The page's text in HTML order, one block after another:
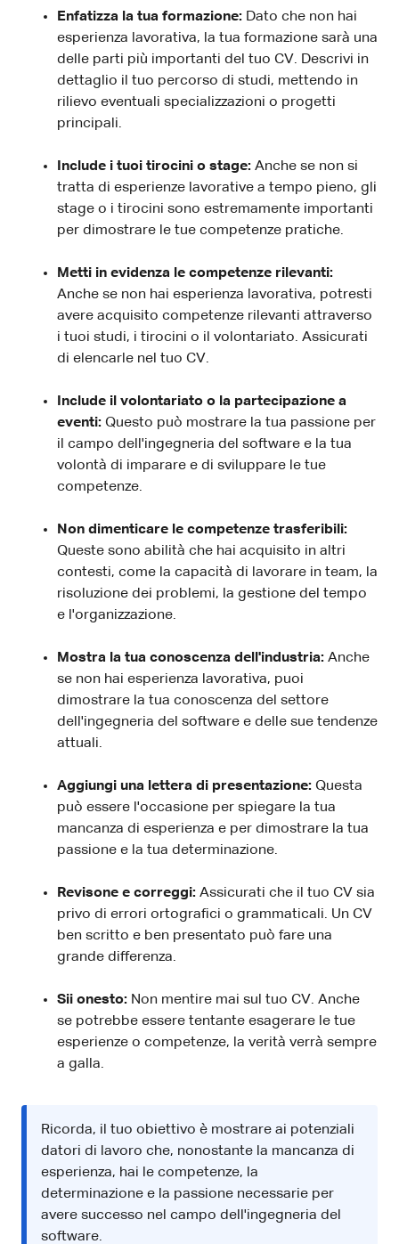
Enfatizza la tua formazione: Dato che non hai
esperienza lavorativa, la tua formazione sarà una
delle parti più importanti del tuo CV. Descrivi in
dettaglio il tuo percorso di studi, mettendo in
rilievo eventuali specializzazioni o progetti
principali.
Include i tuoi tirocini o stage: Anche se non si
tratta di esperienze lavorative a tempo pieno, gli
stage o i tirocini sono estremamente importanti
per dimostrare le tue competenze pratiche.
Metti in evidenza le competenze rilevanti:
Anche se non hai esperienza lavorativa, potresti
avere acquisito competenze rilevanti attraverso
i tuoi studi, i tirocini o il volontariato. Assicurati
di elencarle nel tuo CV.
Include il volontariato o la partecipazione a
eventi: Questo può mostrare la tua passione per
il campo dell'ingegneria del software e la tua
volontà di imparare e di sviluppare le tue
competenze.
Non dimenticare le competenze trasferibili:
Queste sono abilità che hai acquisito in altri
contesti, come la capacità di lavorare in team, la
risoluzione dei problemi, la gestione del tempo
e l'organizzazione.
Mostra la tua conoscenza dell'industria: Anche
se non hai esperienza lavorativa, puoi
dimostrare la tua conoscenza del settore
dell'ingegneria del software e delle sue tendenze
attuali.
Aggiungi una lettera di presentazione: Questa
può essere l'occasione per spiegare la tua
mancanza di esperienza e per dimostrare la tua
passione e la tua determinazione.
Revisone e correggi: Assicurati che il tuo CV sia
privo di errori ortografici o grammaticali. Un CV
ben scritto e ben presentato può fare una
grande differenza.
Sii onesto: Non mentire mai sul tuo CV. Anche
se potrebbe essere tentante esagerare le tue
esperienze o competenze, la verità verrà sempre
a galla.
Ricorda, il tuo obiettivo è mostrare ai potenziali
datori di lavoro che, nonostante la mancanza di
esperienza, hai le competenze, la
determinazione e la passione necessarie per
avere successo nel campo dell'ingegneria del
software.